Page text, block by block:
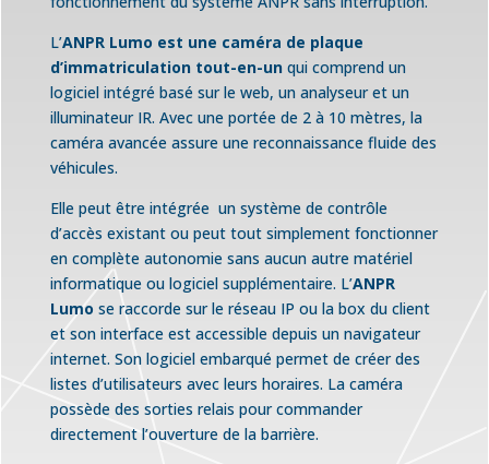
L’ANPR Lumo est une caméra de plaque
d’immatriculation tout-en-unqui comprend un
logiciel intégré basé sur le web, un analyseur et un
illuminateur IR. Avec une portée de 2 à 10 mètres, la
caméra avancée assure une reconnaissance fluide des
véhicules.
Elle peut être intégrée un système de contrôle
d’accès existant ou peut tout simplement fonctionner
en complète autonomie sans aucun autre matériel
informatique ou logiciel supplémentaire. L’ANPR
Lumo se raccorde sur le réseau IP ou la box du client
et son interface est accessible depuis un navigateur
internet. Son logiciel embarqué permet de créer des
listes d’utilisateurs avec leurs horaires. La caméra
possède des sorties relais pour commander
directement l’ouverture de la barrière.